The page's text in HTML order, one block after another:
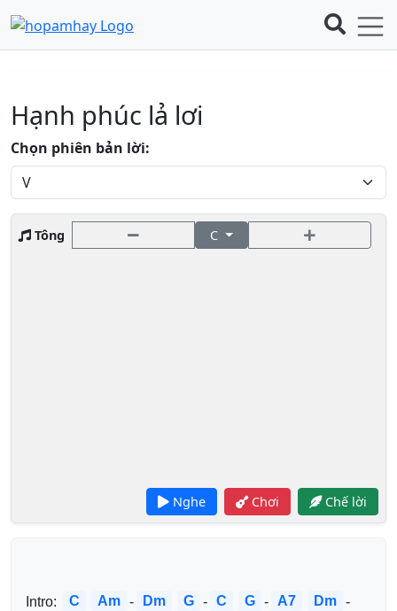
Hạnh phúc lả lơi
Chọn phiên bản lời:
Tông C
Nghe Chơi Chế lời
Intro: C Am - Dm G - C G - A7 Dm -